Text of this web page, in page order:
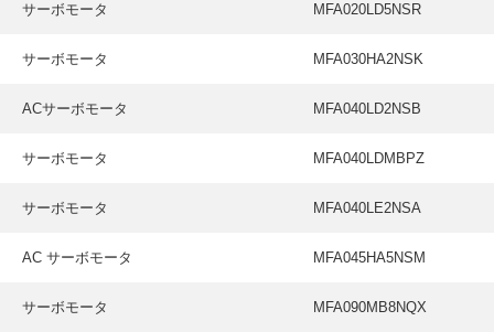
サーボモータ MFA020LD5NSR
サーボモータ MFA030HA2NSK
ACサーボモータ MFA040LD2NSB
サーボモータ MFA040LDMBPZ
サーボモータ MFA040LE2NSA
AC サーボモータ MFA045HA5NSM
サーボモータ MFA090MB8NQX